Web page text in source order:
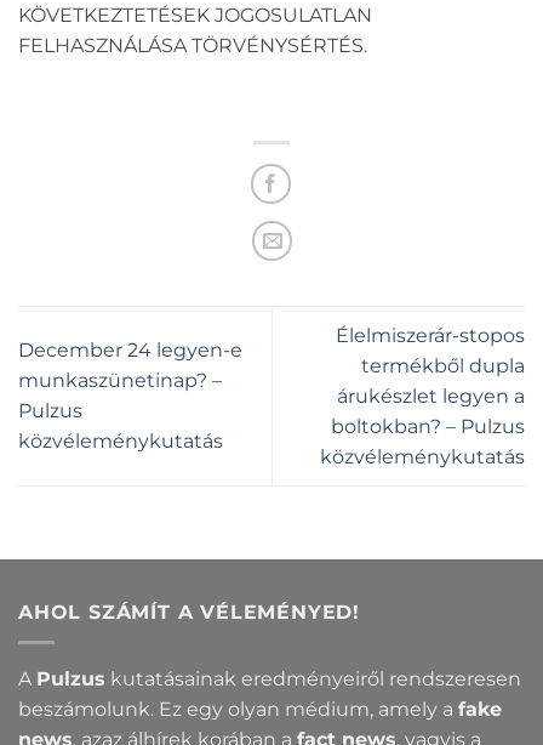
KÖVETKEZTETÉSEK JOGOSULATLAN
FELHASZNÁLÁSA TÖRVÉNYSÉRTÉS.
December 24 legyen-e
munkaszünetinap? –
Pulzus
közvéleménykutatás
Élelmiszerár-stopos
termékből dupla
árukészlet legyen a
boltokban? – Pulzus
közvéleménykutatás
AHOL SZÁMÍT A VÉLEMÉNYED!
A Pulzus kutatásainak eredményeiről rendszeresen
beszámolunk. Ez egy olyan médium, amely a fake
news, azaz álhírek korában a fact news, vagyis a